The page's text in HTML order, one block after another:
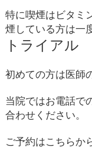
特に喫煙はビタミ
煙している方は一
トライアル
初めての方は医師
当院ではお電話で
合わせください。
ご予約はこちらか